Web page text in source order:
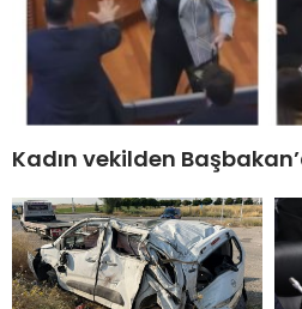
Kadın vekilden